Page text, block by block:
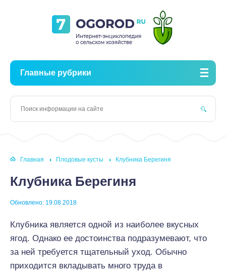
Главные рубрики
Главная Плодовые кусты Клубника Берегиня
Клубника Берегиня
Обновлено: 19.08.2018
Клубника является одной из наиболее вкусных
ягод. Однако ее достоинства подразумевают, что
за ней требуется тщательный уход. Обычно
приходится вкладывать много труда в